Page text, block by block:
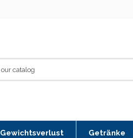
Gewichtsverlust Getränke